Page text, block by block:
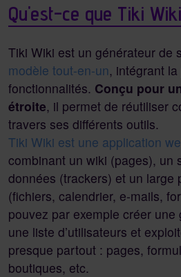
Qu'est-ce que Tiki
Tiki Wiki est un générateur de
modèle tout-en-un, intégrant
fonctionnalités. Conçu pour
étroite, il permet de réutiliser
travers ses différents outils.
Tiki Wiki est une application
combinant un wiki (pages), un
données (trackers) et un large
(fichiers, calendrier, e-mails,
pouvez par exemple créer
une liste d’utilisateurs et
presque partout : pages,
boutiques, etc.